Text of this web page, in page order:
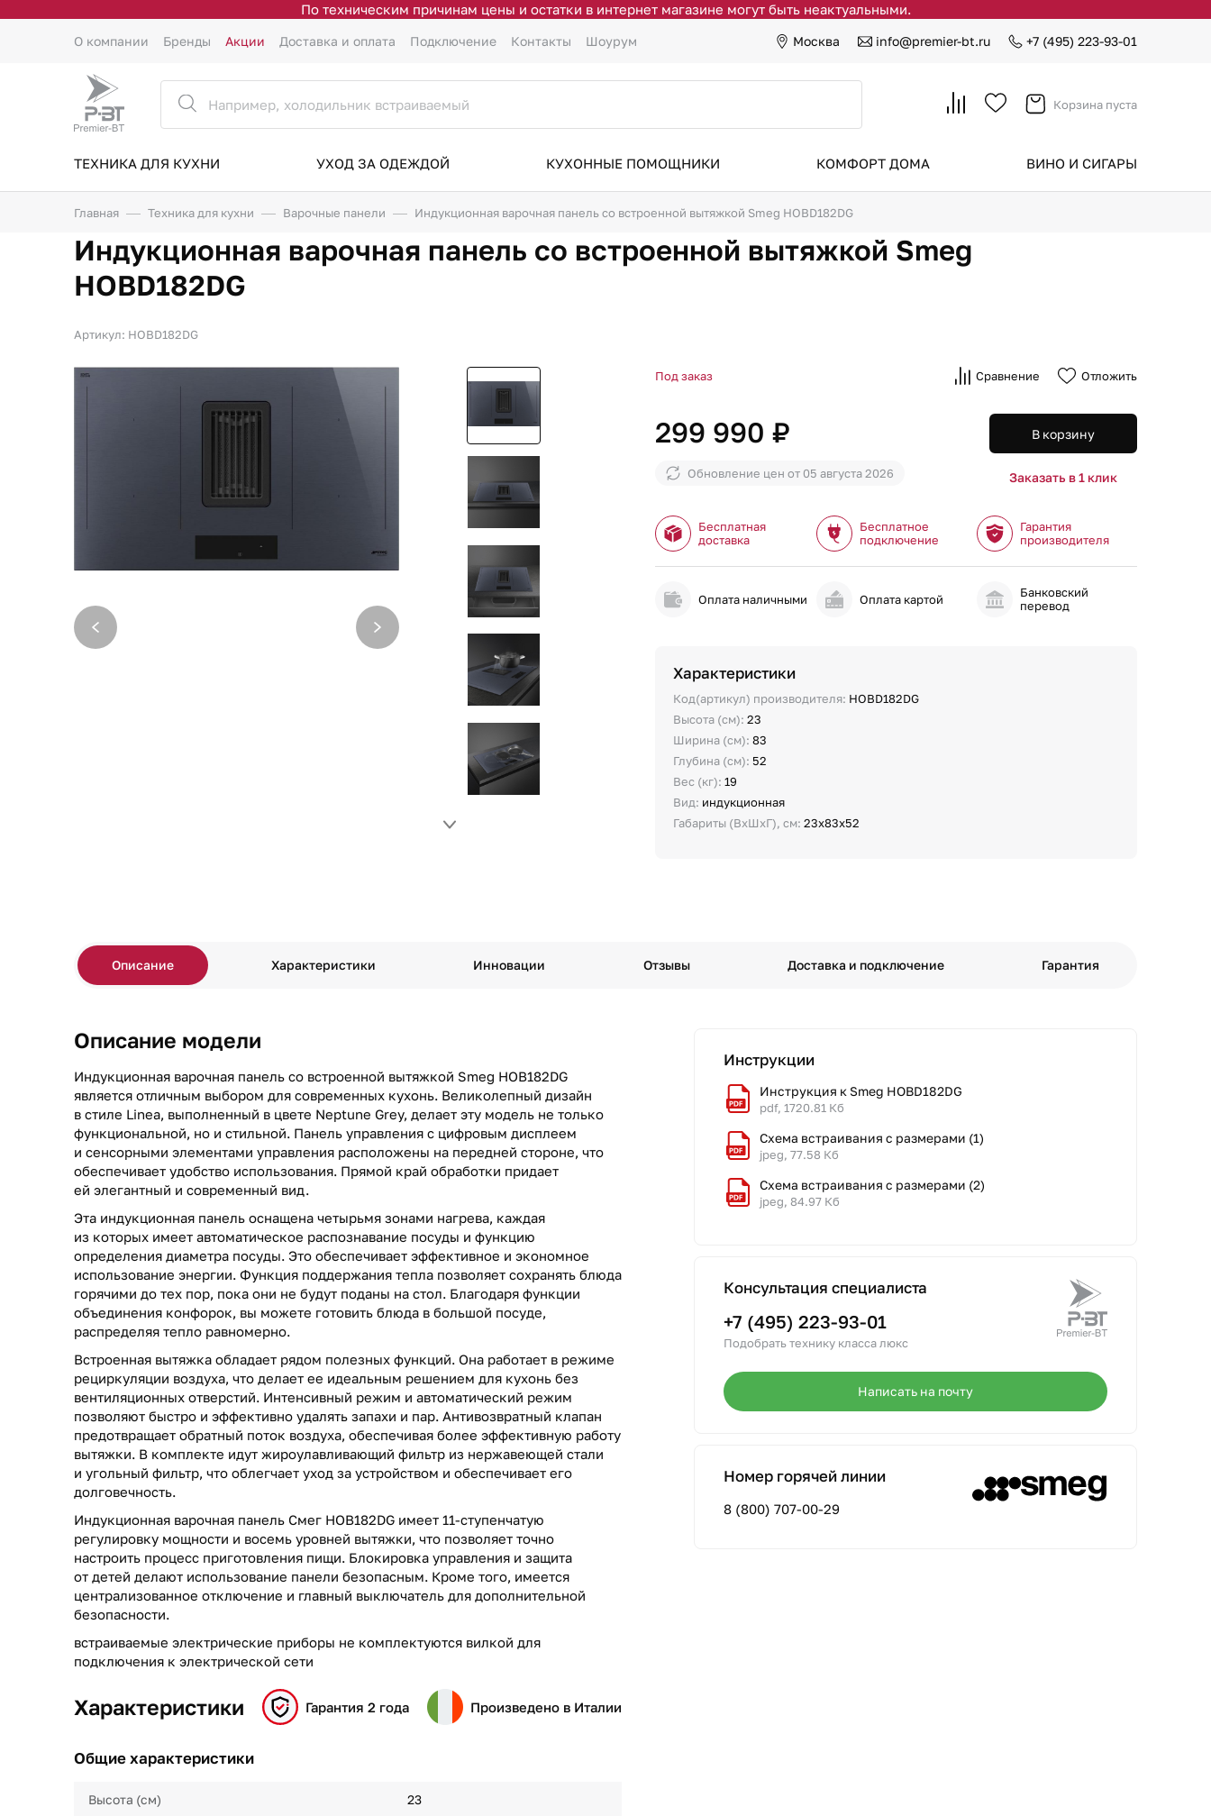
По техническим причинам цены и остатки в интернет магазине могут быть неактуальными.
О компании Бренды Акции Доставка и оплата Подключение Контакты Шоурум Москва info@premier-bt.ru +7 (495) 223-93-01
Корзина пуста
ТЕХНИКА ДЛЯ КУХНИ УХОД ЗА ОДЕЖДОЙ КУХОННЫЕ ПОМОЩНИКИ КОМФОРТ ДОМА ВИНО И СИГАРЫ
Главная Техника для кухни Варочные панели Индукционная варочная панель со встроенной вытяжкой Smeg HOBD182DG
Индукционная варочная панель со встроенной вытяжкой Smeg
HOBD182DG
Артикул: HOBD182DG
Под заказ Сравнение Отложить
299 990 ₽
Обновление цен от 05 августа 2026
В корзину
Заказать в 1 клик
Бесплатная
доставка
Бесплатное
подключение
Гарантия
производителя
Оплата наличными Оплата картой
Банковский
перевод
Характеристики
Код(артикул) производителя: HOBD182DG
Высота (см):23
Ширина (см):83
Глубина (см): 52
Вес (кг):19
Вид: индукционная
Габариты (ВхШхГ), см:23х83х52
Описание Характеристики Инновации Отзывы Доставка и подключение Гарантия
Описание модели
Индукционная варочная панель со встроенной вытяжкой Smeg HOB182DG
является отличным выбором для современных кухонь. Великолепный дизайн
в стиле Linea, выполненный в цвете Neptune Grey, делает эту модель не только
функциональной, но и стильной. Панель управления с цифровым дисплеем
и сенсорными элементами управления расположены на передней стороне, что
обеспечивает удобство использования. Прямой край обработки придает
ей элегантный и современный вид.
Эта индукционная панель оснащена четырьмя зонами нагрева, каждая
из которых имеет автоматическое распознавание посуды и функцию
определения диаметра посуды. Это обеспечивает эффективное и экономное
использование энергии. Функция поддержания тепла позволяет сохранять блюда
горячими до тех пор, пока они не будут поданы на стол. Благодаря функции
объединения конфорок, вы можете готовить блюда в большой посуде,
распределяя тепло равномерно.
Встроенная вытяжка обладает рядом полезных функций. Она работает в режиме
рециркуляции воздуха, что делает ее идеальным решением для кухонь без
вентиляционных отверстий. Интенсивный режим и автоматический режим
позволяют быстро и эффективно удалять запахи и пар. Антивозвратный клапан
предотвращает обратный поток воздуха, обеспечивая более эффективную работу
вытяжки. В комплекте идут жироулавливающий фильтр из нержавеющей стали
и угольный фильтр, что облегчает уход за устройством и обеспечивает его
долговечность.
Индукционная варочная панель Смег HOB182DG имеет 11-ступенчатую
регулировку мощности и восемь уровней вытяжки, что позволяет точно
настроить процесс приготовления пищи. Блокировка управления и защита
от детей делают использование панели безопасным. Кроме того, имеется
централизованное отключение и главный выключатель для дополнительной
безопасности.
встраиваемые электрические приборы не комплектуются вилкой для
подключения к электрической сети
Характеристики Гарантия 2 года Произведено в Италии
Общие характеристики
Высота (см) 23
Инструкции
Инструкция к Smeg HOBD182DG
pdf, 1720.81 Кб
Схема встраивания с размерами (1)
jpeg, 77.58 Кб
Схема встраивания с размерами (2)
jpeg, 84.97 Кб
Консультация специалиста
+7 (495) 223-93-01
Подобрать технику класса люкс
Написать на почту
Номер горячей линии
8 (800) 707-00-29